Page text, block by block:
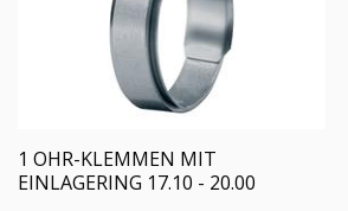
1 OHR-KLEMMEN MIT
EINLAGERING 17.10 - 20.00